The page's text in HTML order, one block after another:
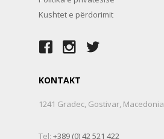
Kushtet e përdorimit
KONTAKT
1241 Gradec, Gostivar, Macedonia
Tel: +389 (0) 42 521 422